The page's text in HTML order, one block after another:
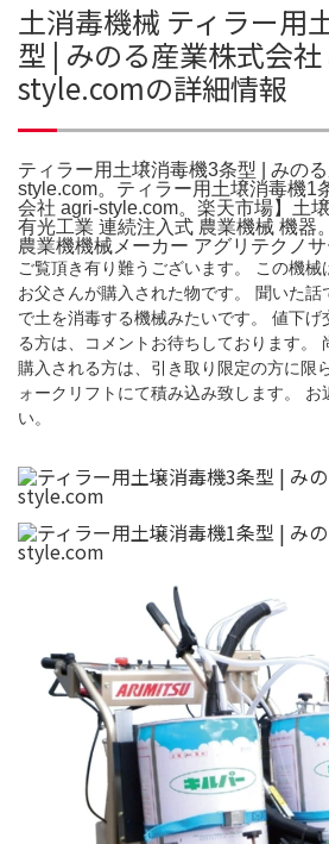
土消毒機械 ティラー用
型 | みのる産業株式会
style.comの詳細情報
ティラー用土壌消毒機3条型 | みの
style.com。ティラー用土壌消毒機1
会社 agri-style.com。楽天市場】土
有光工業 連続注入式 農業機械 機器
農業機機械メーカー アグリテクノサ
ご覧頂き有り難うございます。 この機
お父さんが購入された物です。 聞いた
で土を消毒する機械みたいです。 値下げ
る方は、コメントお待ちしております。
購入される方は、引き取り限定の方に限
ォークリフトにて積み込み致します。 お
い。